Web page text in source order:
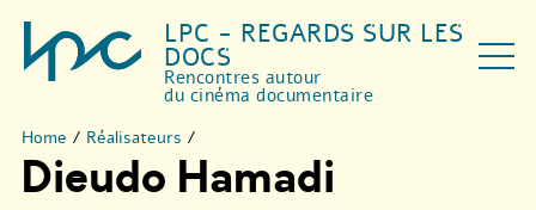
LPC - REGARDS SUR LES
DOCS
Rencontres autour
du cinéma documentaire
Home / Réalisateurs /
Dieudo Hamadi